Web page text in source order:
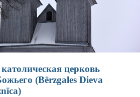
церковь
(Bērzgales Dieva